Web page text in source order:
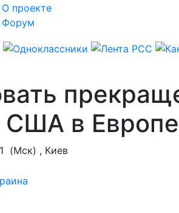
О проекте
Форум
в Европе
(Мск) , Киев